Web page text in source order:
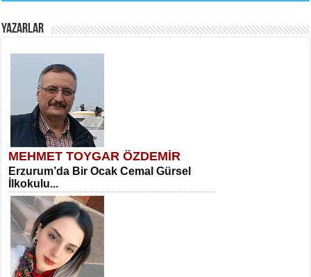
YAZARLAR
MEHMET TOYGAR ÖZDEMİR
Erzurum’da Bir Ocak Cemal Gürsel
İlkokulu...